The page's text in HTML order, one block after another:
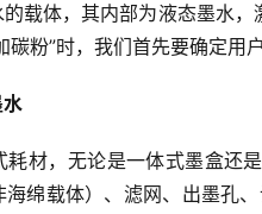
载体，其内部为液态墨水
碳粉”时，我们首先要确定用
耗材，无论是一体式墨盒还
绵载体）、滤网、出墨孔